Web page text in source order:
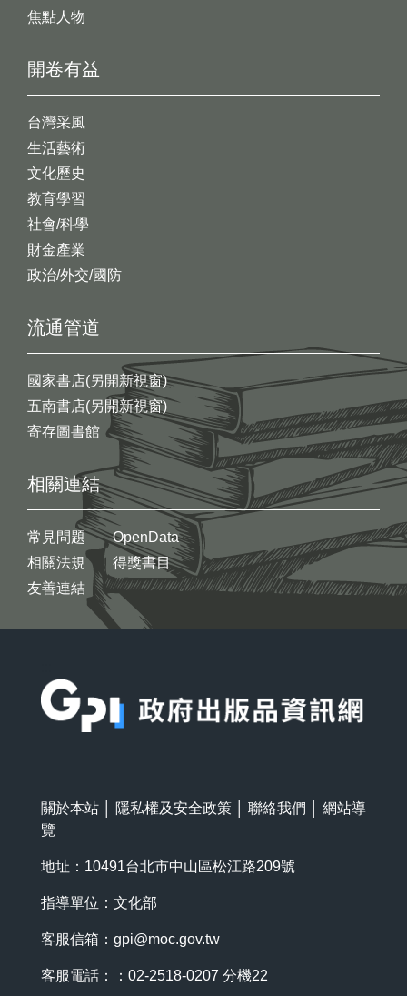
開卷有益
台灣采風
生活藝術
文化歷史
教育學習
社會/科學
財金產業
政治/外交/國防
焦點人物
流通管道
國家書店(另開新視窗)
五南書店(另開新視窗)
寄存圖書館
相關連結
常見問題
相關法規
友善連結
OpenData
得獎書目
關於本站 隱私權及安全政策 聯絡我們
網站導
覽
地址：10491台北市中山區松江路209號
指導單位：文化部
客服信箱： gpi@moc.gov.tw
客服電話：：02-2518-0207 分機22